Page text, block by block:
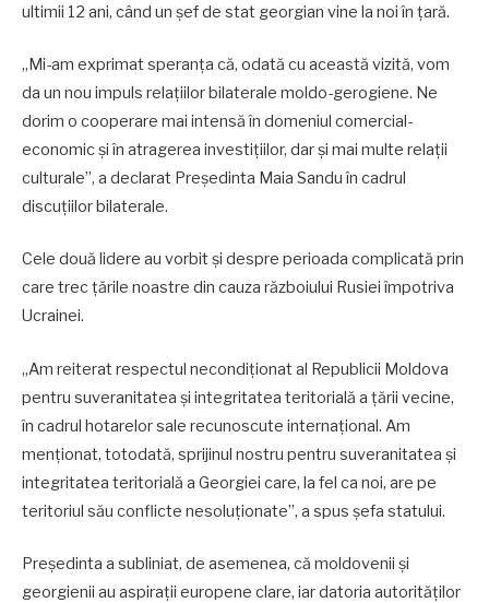
ultimii 12 ani, când un șef de stat georgian vine la noi în țară.
„Mi-am exprimat speranța că, odată cu această vizită, vom
da un nou impuls relațiilor bilaterale moldo-gerogiene. Ne
dorim o cooperare mai intensă în domeniul comercial-
economic și în atragerea investițiilor, dar și mai multe relații
culturale”, a declarat Președinta Maia Sandu în cadrul
discuțiilor bilaterale.
Cele două lidere au vorbit și despre perioada complicată prin
care trec țările noastre din cauza războiului Rusiei împotriva
Ucrainei.
„Am reiterat respectul necondiționat al Republicii Moldova
pentru suveranitatea și integritatea teritorială a țării vecine,
în cadrul hotarelor sale recunoscute internațional. Am
menționat, totodată, sprijinul nostru pentru suveranitatea și
integritatea teritorială a Georgiei care, la fel ca noi, are pe
teritoriul său conflicte nesoluționate”, a spus șefa statului.
Președinta a subliniat, de asemenea, că moldovenii și
georgienii au aspirații europene clare, iar datoria autorităților